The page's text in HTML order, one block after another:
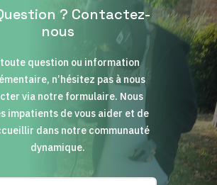
? Contactez-
nous
question ou information
n’hésitez pas à nous
via notre formulaire. Nous
impatients de vous aider et de
dans notre communauté
dynamique.